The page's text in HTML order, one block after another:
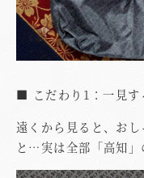
■ こだわり1：一見す
遠くから見ると、お
と…実は全部「高知」